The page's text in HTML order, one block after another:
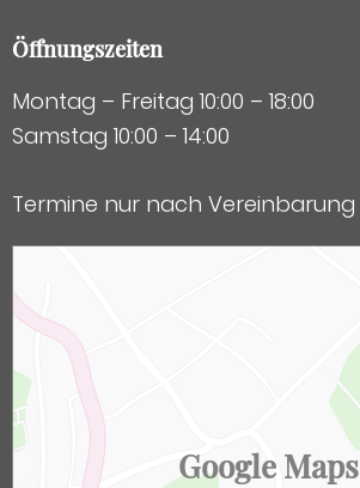
Öffnungszeiten
Montag – Freitag 10:00 – 18:00
Samstag 10:00 – 14:00
Termine nur nach Vereinbarung
Google Maps